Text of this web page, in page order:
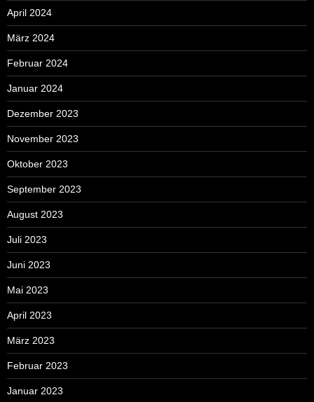
April 2024
März 2024
Februar 2024
Januar 2024
Dezember 2023
November 2023
Oktober 2023
September 2023
August 2023
Juli 2023
Juni 2023
Mai 2023
April 2023
März 2023
Februar 2023
Januar 2023